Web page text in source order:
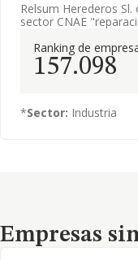
Relsum Herederos
sector CNAE
Ranking de
157.098
*Sector: Industria
Empresas similares
Empresas